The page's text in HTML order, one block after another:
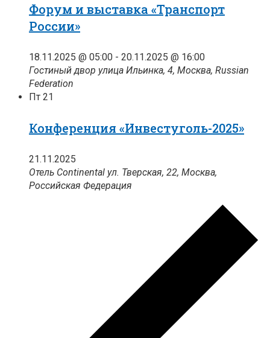
Форум и выставка «Транспорт
России»
18.11.2025 @ 05:00 - 20.11.2025 @ 16:00
Гостиный двор улица Ильинка, 4, Москва, Russian
Federation
Пт 21
Конференция «Инвестуголь-2025»
21.11.2025
Отель Continental ул. Тверская, 22, Москва,
Российская Федерация